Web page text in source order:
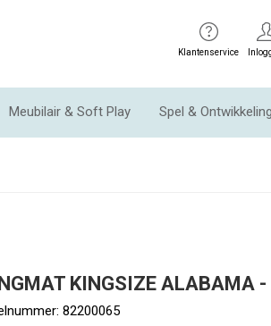
Klantenservice
Meubilair & Soft Play Spel & Ontwikkeling
KINGSIZE ALABAMA -
82200065